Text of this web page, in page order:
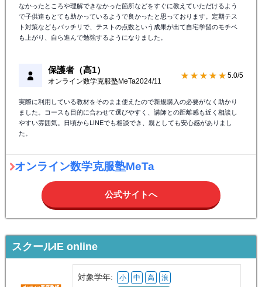
なかったところや理解できなかった箇所などをすぐに教えていただけるよう
で子供達もとても助かっているようで良かったと思っております。定期テス
ト対策などもバッチリで、テストの点数という成果が出て自宅学習のモチベ
も上がり、自ら進んで勉強するようになりました。
保護者（高1）
オンライン数学克服塾MeTa2024/11
★★★★★ 5.0/5
実際に利用している教材をそのまま使えたので新規購入の必要がなく助かり
ました。コースも目的に合わせて選びやすく、講師との距離感も近く相談し
やすい雰囲気。日頃からLINEでも相談でき、親としても安心感がありまし
た。
オンライン数学克服塾MeTa
公式サイトへ
スクールIE online
対象学年: 小 中 高 浪